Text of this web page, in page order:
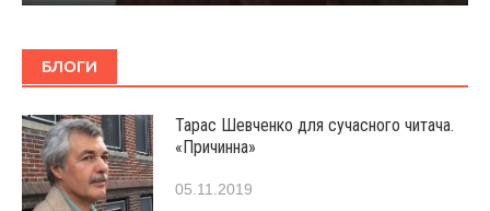
БЛОГИ
Тарас Шевченко для сучасного читача.
«Причинна»
05.11.2019